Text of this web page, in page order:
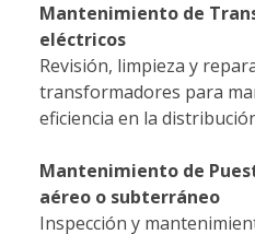
Mantenimiento de
eléctricos
Revisión, limpieza y
transformadores para
eficiencia en la
Mantenimiento de
aéreo o subterráneo
Inspección y